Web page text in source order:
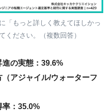
「もっと詳しく教えてほしかっ
ください。（複数回答）
進の実態：39.6%
（アジャイル/ウォーターフ
率：35.0%